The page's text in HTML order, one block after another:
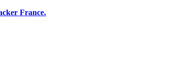
France.